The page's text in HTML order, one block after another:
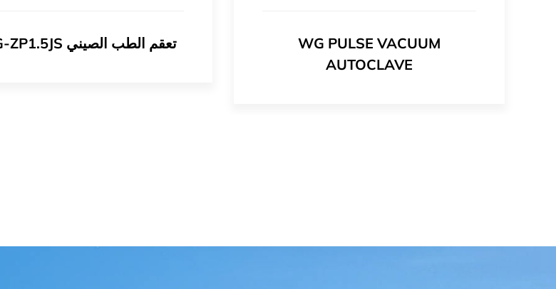
WG-ZP1.5JS تعقم الطب الصيني
WG PULSE VACUUM
AUTOCLAVE